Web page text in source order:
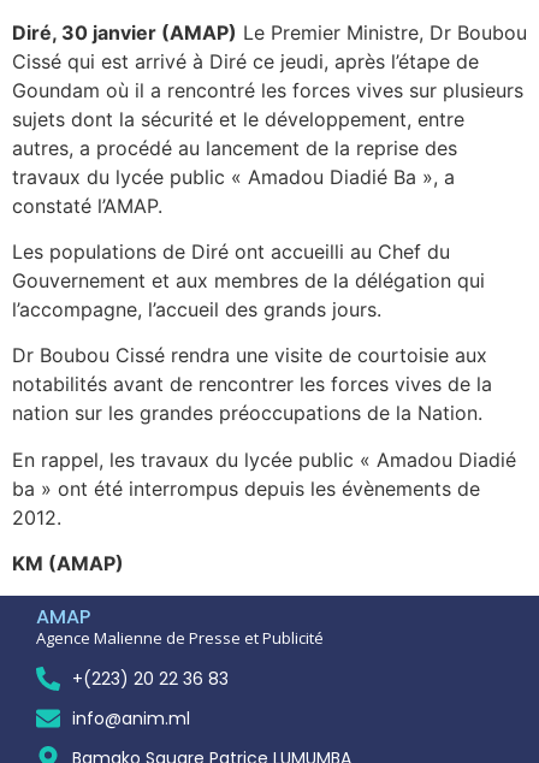
Diré, 30 janvier (AMAP) Le Premier Ministre, Dr Boubou
Cissé qui est arrivé à Diré ce jeudi, après l’étape de
Goundam où il a rencontré les forces vives sur plusieurs
sujets dont la sécurité et le développement, entre
autres, a procédé au lancement de la reprise des
travaux du lycée public « Amadou Diadié Ba », a
constaté l’AMAP.
Les populations de Diré ont accueilli au Chef du
Gouvernement et aux membres de la délégation qui
l’accompagne, l’accueil des grands jours.
Dr Boubou Cissé rendra une visite de courtoisie aux
notabilités avant de rencontrer les forces vives de la
nation sur les grandes préoccupations de la Nation.
En rappel, les travaux du lycée public « Amadou Diadié
ba » ont été interrompus depuis les évènements de
2012.
KM (AMAP)
AMAP
Agence Malienne de Presse et Publicité
+(223) 20 22 36 83
info@anim.ml
Bamako Square Patrice LUMUMBA